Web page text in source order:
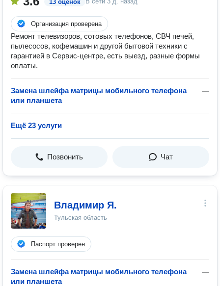
13 оценок
Организация проверена
Ремонт телевизоров, сотовых телефонов, СВЧ печей,
пылесосов, кофемашин и другой бытовой техники с
гарантией в Сервис-центре, есть выезд, разные формы
оплаты.
Замена шлейфа матрицы мобильного телефона
или планшета
—
Ещё 23 услуги
Позвонить Чат
Владимир Я.
Тульская область
Паспорт проверен
Замена шлейфа матрицы мобильного телефона
или планшета
—